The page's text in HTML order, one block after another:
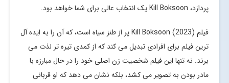
پردازد، Kill Boksoon یک انتخاب عالی برای شما خواهد بود.
فیلم Kill Boksoon (2023) پر از طنز سیاه است، که آن را به ایده آل
ترین فیلم برای افرادی تبدیل می کند که از کمدی تیره تر لذت می
برند. نه تنها این فیلم شخصیت زن اصلی خود را در حال مبارزه با
مادر بودن به تصویر می کشد، بلکه نشان می دهد که او قربانی